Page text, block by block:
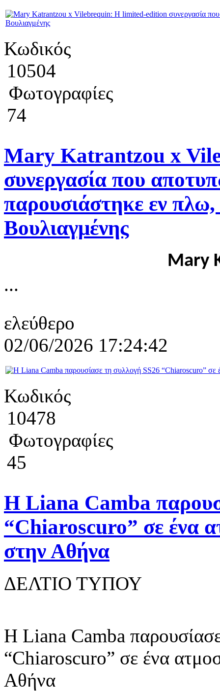
Κωδικός
10504
Φωτογραφίες
74
Mary Katrantzou x
συνεργασία που
παρουσιάστηκε εν
Βουλιαγμένης
Mary
...
ελεύθερο
02/06/2026 17:24:42
Κωδικός
10478
Φωτογραφίες
45
Η Liana Camba
“Chiaroscuro” σε ένα
στην Αθήνα
ΔΕΛΤΙΟ ΤΥΠΟΥ
Η Liana Camba
“Chiaroscuro” σε ένα
Αθήνα